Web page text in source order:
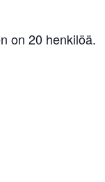
on 20 henkilöä.